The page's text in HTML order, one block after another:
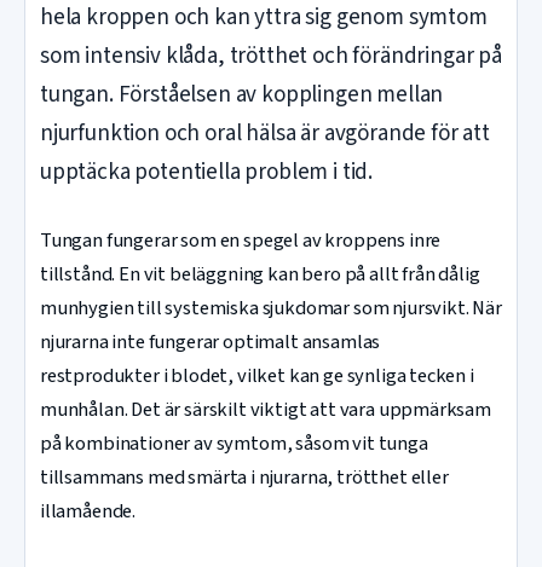
hela kroppen och kan yttra sig genom symtom
som intensiv klåda, trötthet och förändringar på
tungan. Förståelsen av kopplingen mellan
njurfunktion och oral hälsa är avgörande för att
upptäcka potentiella problem i tid.
Tungan fungerar som en spegel av kroppens inre
tillstånd. En vit beläggning kan bero på allt från dålig
munhygien till systemiska sjukdomar som njursvikt. När
njurarna inte fungerar optimalt ansamlas
restprodukter i blodet, vilket kan ge synliga tecken i
munhålan. Det är särskilt viktigt att vara uppmärksam
på kombinationer av symtom, såsom vit tunga
tillsammans med smärta i njurarna, trötthet eller
illamående.